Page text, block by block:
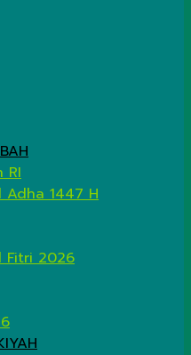
RI
1447 H
Fitri 2026